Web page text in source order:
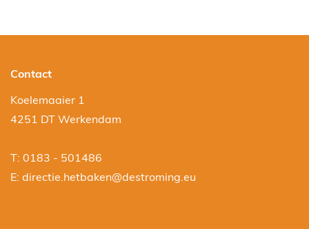
Contact
Koelemaaier 1
4251 DT Werkendam
T: 0183 - 501486
E: directie.hetbaken@destroming.eu